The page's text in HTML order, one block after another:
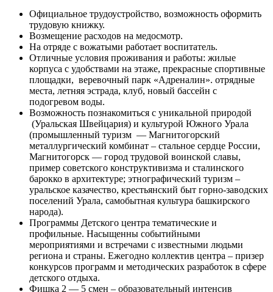
Официальное трудоустройство, возможность оформить
трудовую книжку.
Возмещение расходов на медосмотр.
На отряде с вожатыми работает воспитатель.
Отличные условия проживания и работы: жилые
корпуса с удобствами на этаже, прекрасные спортивные
площадки, веревочный парк «Адреналин». отрядные
места, летняя эстрада, клуб, новый бассейн с
подогревом воды.
Возможность познакомиться с уникальной природой
(Уральская Швейцария) и культурой Южного Урала
(промышленный туризм — Магнитогорский
металлургический комбинат – стальное сердце России,
Магнитогорск — город трудовой воинской славы,
пример советского конструктивизма и сталинского
барокко в архитектуре; этнографический туризм –
уральское казачество, крестьянский быт горно-заводских
поселений Урала, самобытная культура башкирского
народа).
Программы Детского центра тематические и
профильные. Насыщенны событийными
мероприятиями и встречами с известными людьми
региона и страны. Ежегодно коллектив центра – призер
конкурсов программ и методических разработок в сфере
детского отдыха.
Фишка 2 — 5 смен – образовательный интенсив